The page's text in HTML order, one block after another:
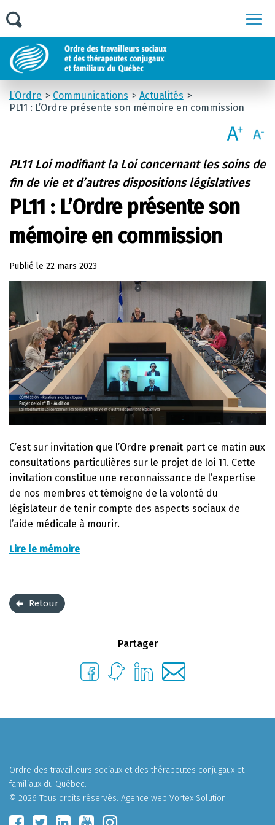
L’Ordre Communications
Actualités
PL11 : L’Ordre présente son mémoire en commission
PL11 Loi modifiant la Loi concernant les soins de
fin de vie et d’autres dispositions législatives
PL11 : L’Ordre présente son
mémoire en commission
Publié le 22 mars 2023
C’est sur invitation que l’Ordre prenait part ce matin aux
consultations particulières sur le projet de loi 11. Cette
invitation constitue une reconnaissance de l’expertise
de nos membres et témoigne de la volonté du
législateur de tenir compte des aspects sociaux de
l’aide médicale à mourir.
Lire le mémoire
Retour
Partager
Ordre des travailleurs sociaux et des thérapeutes conjugaux et
familiaux du Québec.
© 2026 Tous droits réservés. Agence web Vortex Solution.